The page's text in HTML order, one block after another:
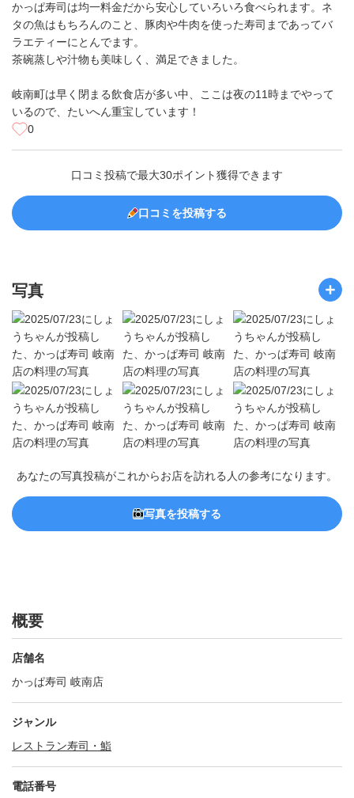
かっぱ寿司は均一料金だから安心していろいろ食べられます。ネ
タの魚はもちろんのこと、豚肉や牛肉を使った寿司まであってバ
ラエティーにとんでます。
茶碗蒸しや汁物も美味しく、満足できました。
岐南町は早く閉まる飲食店が多い中、ここは夜の11時までやって
いるので、たいへん重宝しています！
0
口コミ投稿で最大30ポイント獲得できます
口コミを投稿する
写真
あなたの写真投稿がこれからお店を訪れる人の参考になります。
写真を投稿する
概要
店舗名
かっぱ寿司 岐南店
ジャンル
レストラン寿司・鮨
電話番号